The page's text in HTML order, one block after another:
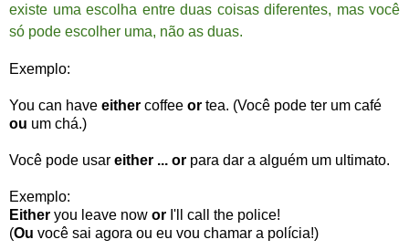
existe uma escolha entre duas coisas diferentes, mas você
só pode escolher uma, não as duas.
Exemplo:
You can have either coffee or tea. (Você pode ter um café
ou um chá.)
Você pode usar either ... or para dar a alguém um ultimato.
Exemplo:
Either you leave now or I'll call the police!
(Ou você sai agora ou eu vou chamar a polícia!)